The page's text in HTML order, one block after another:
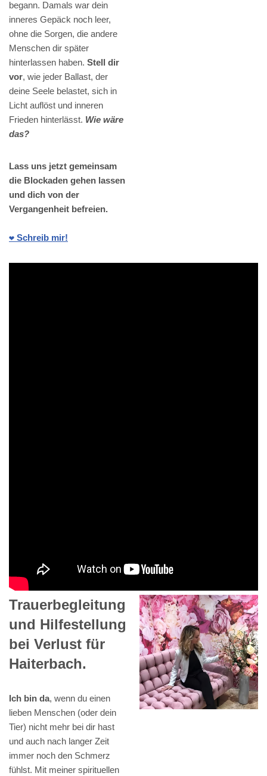
begann. Damals war dein
inneres Gepäck noch leer,
ohne die Sorgen, die andere
Menschen dir später
hinterlassen haben. Stell dir
vor, wie jeder Ballast, der
deine Seele belastet, sich in
Licht auflöst und inneren
Frieden hinterlässt. Wie wäre
das?
Lass uns jetzt gemeinsam
die Blockaden gehen lassen
und dich von der
Vergangenheit befreien.
❤️ Schreib mir!
Trauerbegleitung
und Hilfestellung
bei Verlust für
Haiterbach.
Ich bin da, wenn du einen
lieben Menschen (oder dein
Tier) nicht mehr bei dir hast
und auch nach langer Zeit
immer noch den Schmerz
fühlst. Mit meiner spirituellen